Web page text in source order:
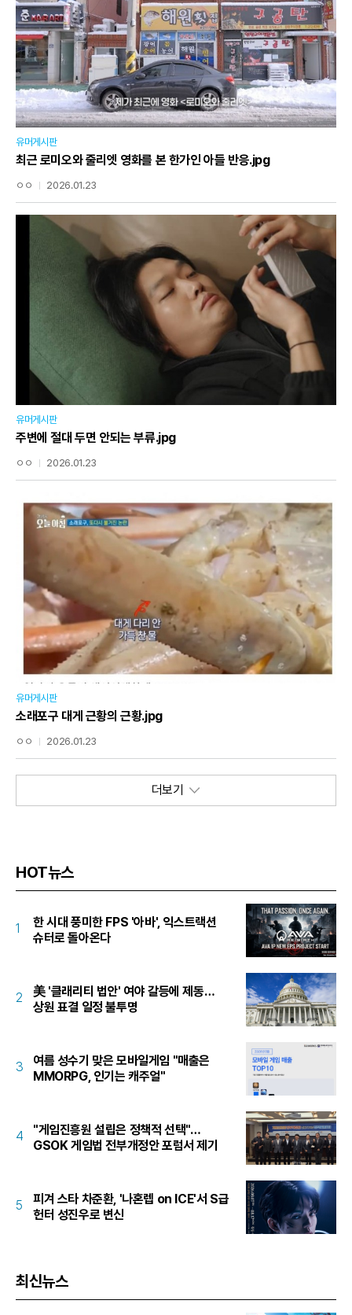
유머게시판
최근 로미오와 줄리엣 영화를 본 한가인 아들 반응.jpg
ㅇㅇ 2026.01.23
유머게시판
주변에 절대 두면 안되는 부류.jpg
ㅇㅇ 2026.01.23
유머게시판
소래포구 대게 근황의 근황.jpg
ㅇㅇ 2026.01.23
더보기
HOT뉴스
1
한 시대 풍미한 FPS '아바', 익스트랙션
슈터로 돌아온다
2
美 '클래리티 법안' 여야 갈등에 제동…
상원 표결 일정 불투명
3
여름 성수기 맞은 모바일게임 "매출은
MMORPG, 인기는 캐주얼"
4
"게임진흥원 설립은 정책적 선택"…
GSOK 게임법 전부개정안 포럼서 제기
5
피겨 스타 차준환, '나혼렙 on ICE'서 S급
헌터 성진우로 변신
최신뉴스